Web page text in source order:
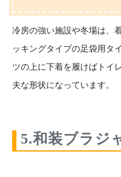
冷房の強い施設や冬場は、
ッキングタイプの足袋用タ
ツの上に下着を履けばトイ
夫な形状になっています。
5.和装ブラジ